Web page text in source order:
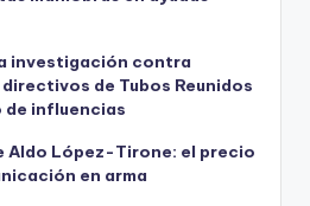
investigación contra
de Tubos Reunidos
influencias
Aldo López-Tirone: el precio
en arma